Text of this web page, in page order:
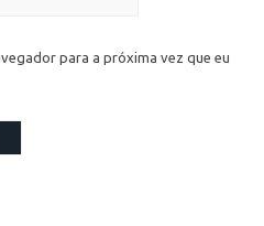
para a próxima vez que eu